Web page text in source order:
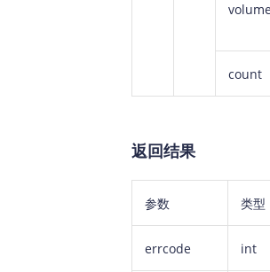
count
返回结果
参数 类型
errcode int